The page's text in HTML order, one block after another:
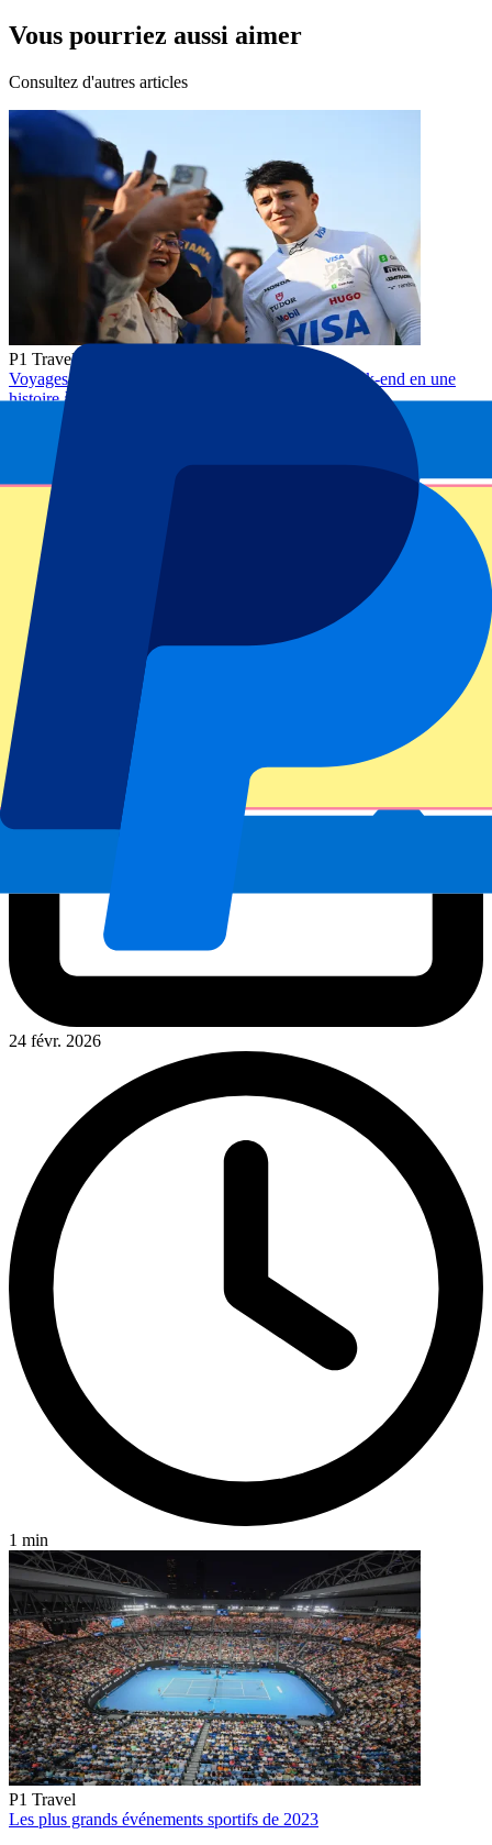
Vous pourriez aussi aimer
Consultez d'autres articles
P1 Travel
Voyages sportifs en Europe : transformez votre week-end en une
histoire à raconter
Réservez un voyage sportif avec billets officiels et hôtel. Football,
Formule 1, rugby ou tennis réunis dans un week-end inoubliable.
24 févr. 2026
1 min
P1 Travel
Les plus grands événements sportifs de 2023